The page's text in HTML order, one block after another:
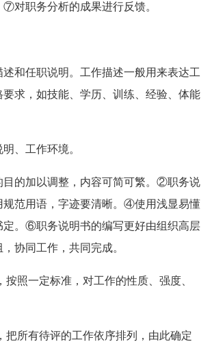
职务分析的成果进行反馈。
和任职说明。工作描述一般用来表达工
求，如技能、学历、训练、经验、体能
、工作环境。
的加以调整，内容可简可繁。②职务说
范用语，字迹要清晰。④使用浅显易懂
。⑥职务说明书的编写更好由组织高层
协同工作，共同完成。
照一定标准，对工作的性质、强度、
所有待评的工作依序排列，由此确定